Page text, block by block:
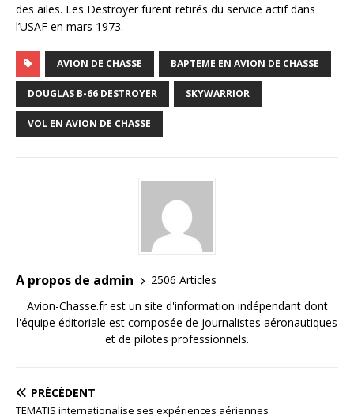
des ailes. Les Destroyer furent retirés du service actif dans
l’USAF en mars 1973.
AVION DE CHASSE BAPTEME EN AVION DE CHASSE
DOUGLAS B-66 DESTROYER SKYWARRIOR
VOL EN AVION DE CHASSE
A propos de admin
2506 Articles
Avion-Chasse.fr est un site d'information indépendant dont
l'équipe éditoriale est composée de journalistes aéronautiques
et de pilotes professionnels.
PRÉCÉDENT
TEMATIS internationalise ses expériences aériennes